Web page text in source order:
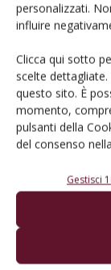
personalizzati.
influire
Clicca qui sotto
scelte
questo sito. È
momento,
pulsanti della
del consenso
Gestisci
PROTAGONISTI 5
SOStain,
sostenibile
Lo sostiene nel
Palermo Alberto
attenzione al
consumatori». E
oltre con il divieto
Di